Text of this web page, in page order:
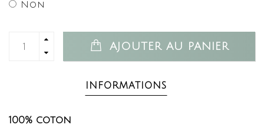
Non
AJOUTER AU PANIER
INFORMATIONS
100% coton